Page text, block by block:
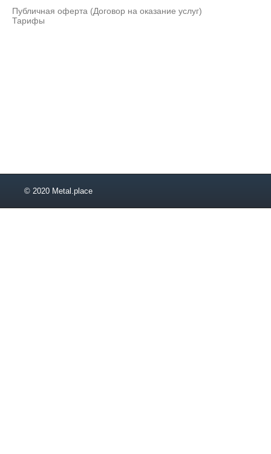
Публичная оферта (Договор на оказание услуг)
Тарифы
© 2020 Metal.place